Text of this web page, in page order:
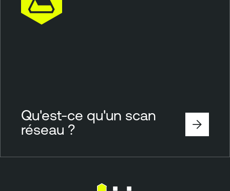
Qu'est-ce qu'un scan
réseau ?